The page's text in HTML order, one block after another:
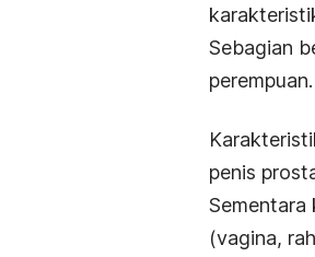
Sebagian
perempuan.
penis
Sementara
(vagina,